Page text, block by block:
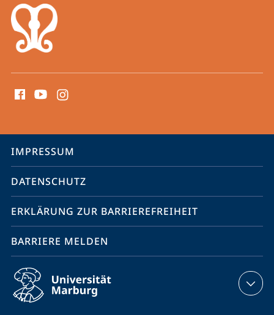
Media
Service-
Navigation
IMPRESSUM
DATENSCHUTZ
ERKLÄRUNG ZUR BARRIEREFREIHEIT
BARRIERE MELDEN